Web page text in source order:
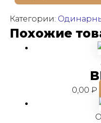
Категории:
Похожие
0,00₽